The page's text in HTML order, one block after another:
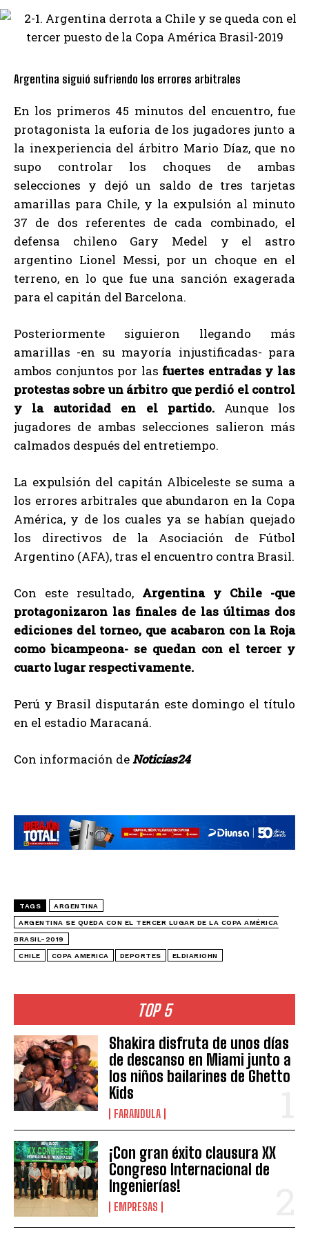
TOP 5
Shakira disfruta de unos días
de descanso en Miami junto a
los niños bailarines de Ghetto
Kids
FARANDULA
¡Con gran éxito clausura XX
Congreso Internacional de
Ingenierías!
EMPRESAS
Argentina siguió sufriendo los errores arbitrales
En los primeros 45 minutos del encuentro, fue
protagonista la euforia de los jugadores junto a
la inexperiencia del árbitro Mario Díaz, que no
supo controlar los choques de ambas
selecciones y dejó un saldo de tres tarjetas
amarillas para Chile, y la expulsión al minuto
37 de dos referentes de cada combinado, el
defensa chileno Gary Medel y el astro
argentino Lionel Messi, por un choque en el
terreno, en lo que fue una sanción exagerada
para el capitán del Barcelona.
Posteriormente siguieron llegando más
amarillas -en su mayoría injustificadas- para
ambos conjuntos por las fuertes entradas y las
protestas sobre un árbitro que perdió el control
y la autoridad en el partido.Aunque los
jugadores de ambas selecciones salieron más
calmados después del entretiempo.
La expulsión del capitán Albiceleste se suma a
los errores arbitrales que abundaron en la Copa
América, y de los cuales ya se habían quejado
los directivos de la Asociación de Fútbol
Argentino (AFA), tras el encuentro contra Brasil.
Con este resultado, Argentina y Chile -que
protagonizaron las finales de las últimas dos
ediciones del torneo, que acabaron con la Roja
como bicampeona- se quedan con el tercer y
cuarto lugar respectivamente.
Perú y Brasil disputarán este domingo el título
en el estadio Maracaná.
Con información deNoticias24
TAGS ARGENTINA
ARGENTINA SE QUEDA CON EL TERCER LUGAR DE LA COPA AMÉRICA
BRASIL-2019
CHILE COPA AMERICA DEPORTES ELDIARIOHN